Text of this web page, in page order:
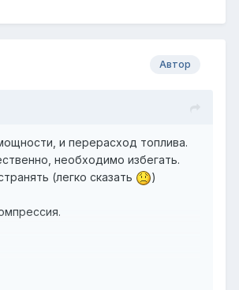
Автор
и перерасход топлива.
необходимо избегать.
(легко сказать
)